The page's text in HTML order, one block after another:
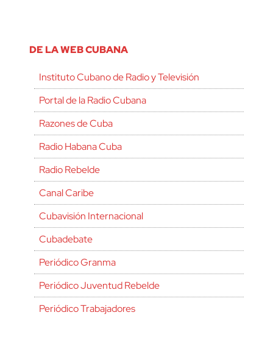
DE LA WEB CUBANA
Instituto Cubano de Radio y Televisión
Portal de la Radio Cubana
Razones de Cuba
Radio Habana Cuba
Radio Rebelde
Canal Caribe
Cubavisión Internacional
Cubadebate
Periódico Granma
Periódico Juventud Rebelde
Periódico Trabajadores